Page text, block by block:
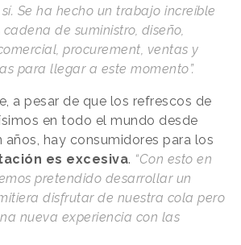
Se ha hecho un trabajo increíble
cadena de suministro, diseño,
procurement, ventas y
para llegar a este momento”.
a pesar de que los refrescos de
en todo el mundo desde
años, hay consumidores para los
es excesiva. “Con esto en
pretendido desarrollar un
disfrutar de nuestra cola pero
nueva experiencia con las